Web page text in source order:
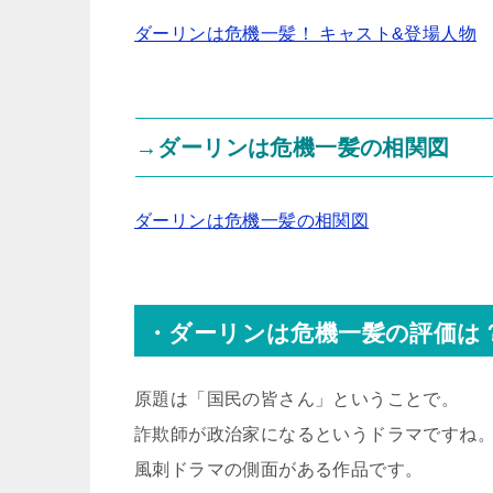
ダーリンは危機一髪！ キャスト&登場人物
→ダーリンは危機一髪の相関図
ダーリンは危機一髪の相関図
・ダーリンは危機一髪の評価は
原題は「国民の皆さん」ということで。
詐欺師が政治家になるというドラマですね
風刺ドラマの側面がある作品です。